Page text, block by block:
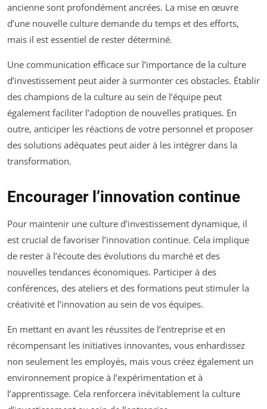
ancienne sont profondément ancrées. La mise en œuvre
d’une nouvelle culture demande du temps et des efforts,
mais il est essentiel de rester déterminé.
Une communication efficace sur l’importance de la culture
d’investissement peut aider à surmonter ces obstacles. Établir
des champions de la culture au sein de l’équipe peut
également faciliter l’adoption de nouvelles pratiques. En
outre, anticiper les réactions de votre personnel et proposer
des solutions adéquates peut aider à les intégrer dans la
transformation.
Encourager l’innovation continue
Pour maintenir une culture d’investissement dynamique, il
est crucial de favoriser l’innovation continue. Cela implique
de rester à l’écoute des évolutions du marché et des
nouvelles tendances économiques. Participer à des
conférences, des ateliers et des formations peut stimuler la
créativité et l’innovation au sein de vos équipes.
En mettant en avant les réussites de l’entreprise et en
récompensant les initiatives innovantes, vous enhardissez
non seulement les employés, mais vous créez également un
environnement propice à l’expérimentation et à
l’apprentissage. Cela renforcera inévitablement la culture